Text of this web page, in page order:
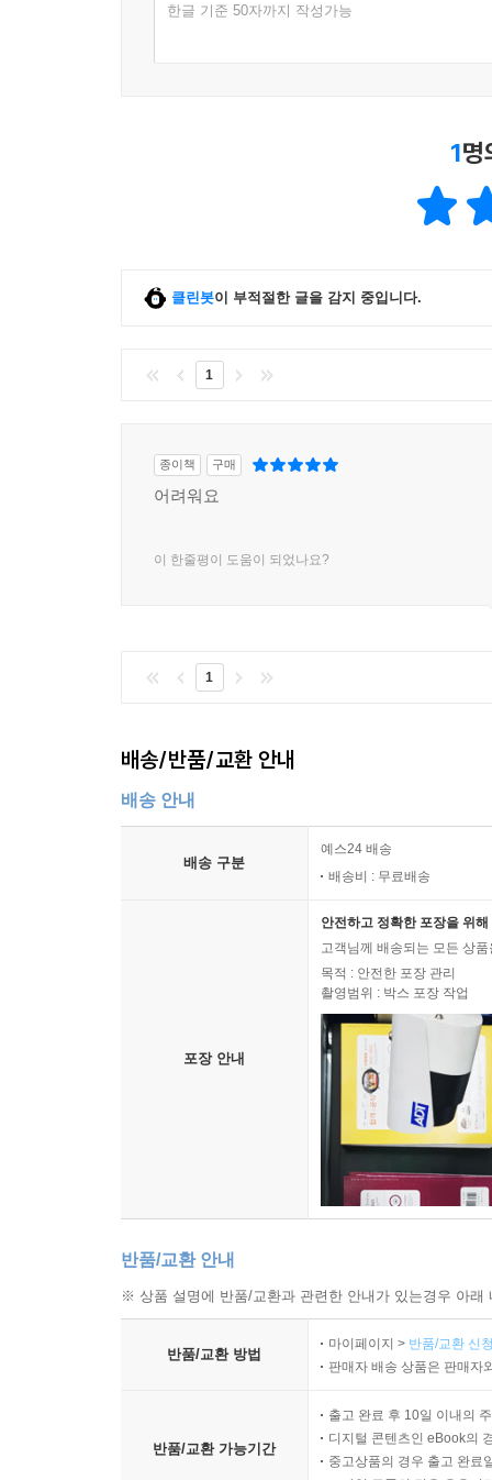
한글 기준 50자까지 작성가능
1명
클린봇이 부적절한 글을 감지 중입니다.
1
종이책 구매
어려워요
이 한줄평이 도움이 되었나요?
1
배송/반품/교환 안내
배송 안내
배송 구분
예스24 배송
배송비 : 무료배송
포장 안내
안전하고 정확한 포장을 위
고객님께 배송되는 모든 상
목적 : 안전한 포장 관리
촬영범위 : 박스 포장 작업
반품/교환 안내
※ 상품 설명에 반품/교환과 관련한 안내가 있는경우 아
반품/교환 방법
마이페이지 > 반품/교환 신
판매자 배송 상품은 판매자
반품/교환 가능기간
출고 완료 후 10일 이내의
디지털 콘텐츠인 eBook의
중고상품의 경우 출고 완료